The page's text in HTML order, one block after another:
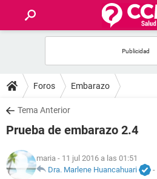
FOROS
SALUD
NUTRICIÓN
Foros Embarazo
Tema Anterior
Prueba de embarazo 2.4
maria - 11 jul 2016 a las 01:51
Dra. Marlene Huancahuari
-